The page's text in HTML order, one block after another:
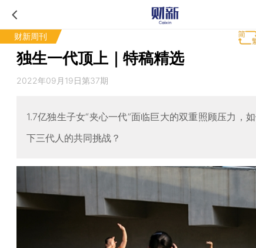
财新周刊
独生一代顶上｜特稿精选
2022年09月19日第37期
1.7亿独生子女“夹心一代”面临巨大的双重照顾压力，
下三代人的共同挑战？